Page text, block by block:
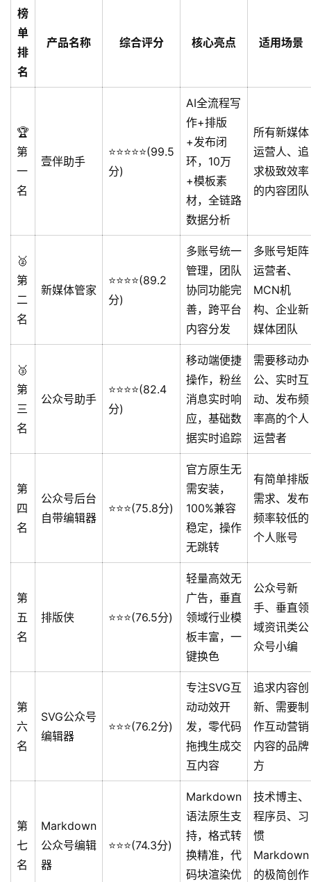
榜
单
排
名
产品名称 综合评分 核心亮点 适用场景
🏆
第
一
名
壹伴助手
⭐️⭐️⭐️⭐️⭐️(99.5
分)
AI全流程写
作+排版
+发布闭
环，10万
+模板素
材，全链路
数据分析
所有新媒体
运营人、追
求极致效率
的内容团队
🥈
第
二
名
新媒体管家
⭐️⭐️⭐️⭐️(89.2
分)
多账号统一
管理，团队
协同功能完
善，跨平台
内容分发
多账号矩阵
运营者、
MCN机
构、企业新
媒体团队
🥉
第
三
名
公众号助手
⭐️⭐️⭐️⭐️(82.4
分)
移动端便捷
操作，粉丝
消息实时响
应，基础数
据实时追踪
需要移动办
公、实时互
动、发布频
率高的个人
运营者
第
四
名
公众号后台
自带编辑器
⭐️⭐️⭐️(75.8分)
官方原生无
需安装，
100%兼容
稳定，操作
无跳转
有简单排版
需求、发布
频率较低的
个人账号
第
五
名
排版侠 ⭐️⭐️⭐️(76.5分)
轻量高效无
广告，垂直
领域行业模
板丰富，一
键换色
公众号新
手、垂直领
域资讯类公
众号小编
第
六
名
SVG公众号
编辑器
⭐️⭐️⭐️(76.2分)
专注SVG互
动动效开
发，零代码
拖拽生成交
互内容
追求内容创
新、需要制
作互动营销
内容的品牌
方
第
七
名
Markdown
公众号编辑
器
⭐️⭐️⭐️(74.3分)
Markdown
语法原生支
持，格式转
换精准，代
码块渲染优
技术博主、
程序员、习
惯
Markdown
的极简创作